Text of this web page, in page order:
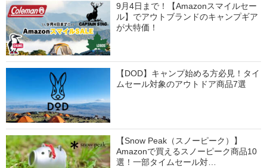
9月4日まで！【Amazonスマイルセー
ル】でアウトブランドのキャンプギア
が大特価！
【DOD】キャンプ始める方必見！タイ
ムセール対象のアウトドア商品7選
【Snow Peak（スノーピーク）】
Amazonで買えるスノーピーク商品10
選！一部タイムセール対…